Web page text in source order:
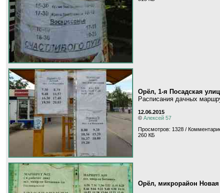
Орёл, 1-я Посадская
Расписания дачных
12.06.2015
© Алексей 57
Просмотров: 1328 /
260 КБ
Орёл, микрорайон Новая